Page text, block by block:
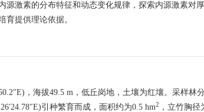
源激素的分布特征和动态变化规律，探索内源激素对
育提供理论依据。
，海拔49.5 m，低丘岗地，土壤为红壤。采样林
引种繁育而成，面积约为0.5 hm2
，立竹胸径